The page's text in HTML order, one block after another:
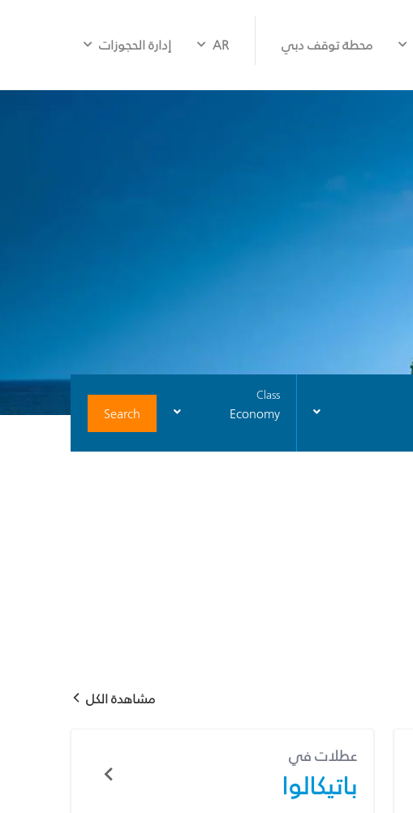
محطة توقف دبي AR إدارة الحجوزات
Class
Economy
Search
مشاهدة الكل
عطلات في
باتيكالوا